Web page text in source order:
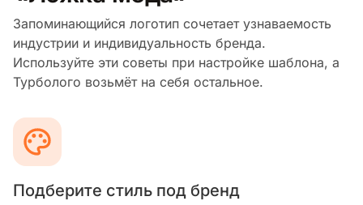
Запоминающийся логотип сочетает узнаваемость
индустрии и индивидуальность бренда.
Используйте эти советы при настройке шаблона, а
Турболого возьмёт на себя остальное.
Подберите стиль под бренд